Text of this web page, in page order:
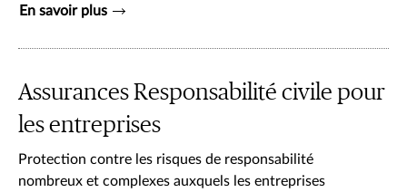
En savoir plus
Assurances Responsabilité civile pour
les entreprises
Protection contre les risques de responsabilité
nombreux et complexes auxquels les entreprises